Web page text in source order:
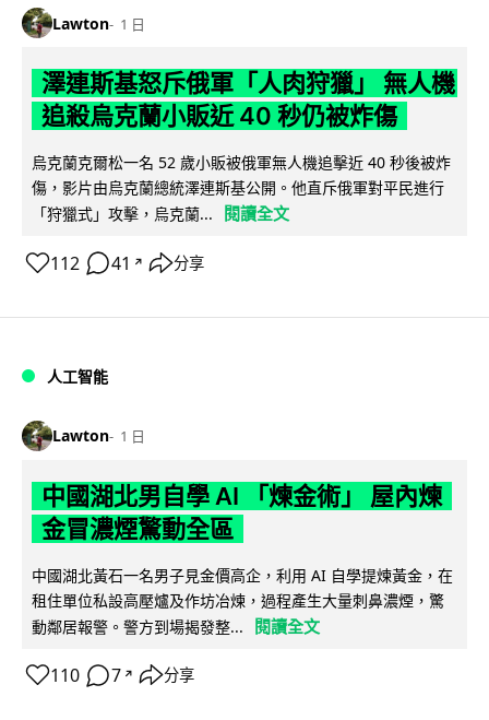
Lawton 1 日
澤連斯基怒斥俄軍「人肉狩獵」 無人機
追殺烏克蘭小販近 40 秒仍被炸傷
烏克蘭克爾松一名 52 歲小販被俄軍無人機追擊近 40 秒後被炸
傷，影片由烏克蘭總統澤連斯基公開。他直斥俄軍對平民進行
「狩獵式」攻擊，烏克蘭...
閱讀全文
112 41 ↗ 分享
人工智能
Lawton 1 日
中國湖北男自學 AI 「煉金術」 屋內煉
金冒濃煙驚動全區
中國湖北黃石一名男子見金價高企，利用 AI 自學提煉黃金，在
租住單位私設高壓爐及作坊冶煉，過程產生大量刺鼻濃煙，驚
動鄰居報警。警方到場揭發整...
閱讀全文
110 7 ↗ 分享